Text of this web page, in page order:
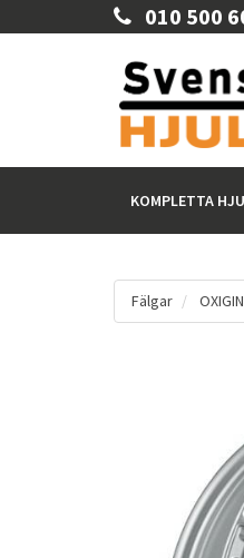
010 500
KOMPLETTA
Fälgar OXIGIN